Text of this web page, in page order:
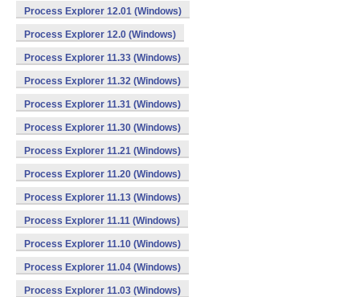
Process Explorer 12.01 (Windows)
Process Explorer 12.0 (Windows)
Process Explorer 11.33 (Windows)
Process Explorer 11.32 (Windows)
Process Explorer 11.31 (Windows)
Process Explorer 11.30 (Windows)
Process Explorer 11.21 (Windows)
Process Explorer 11.20 (Windows)
Process Explorer 11.13 (Windows)
Process Explorer 11.11 (Windows)
Process Explorer 11.10 (Windows)
Process Explorer 11.04 (Windows)
Process Explorer 11.03 (Windows)